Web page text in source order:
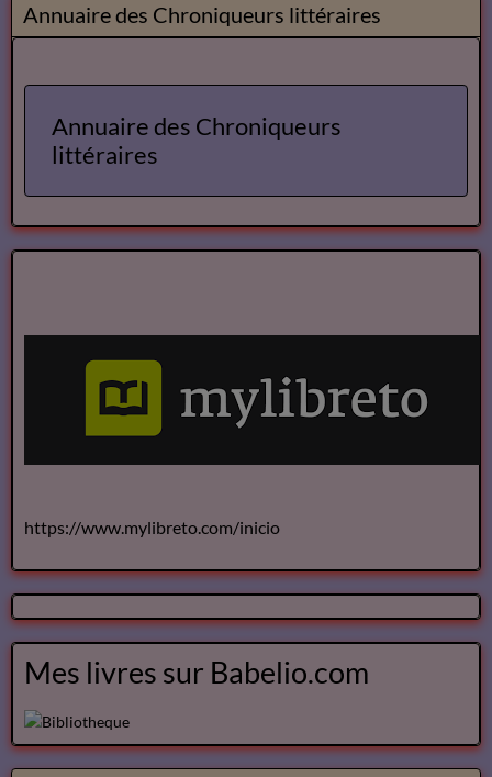
Annuaire des Chroniqueurs littéraires
Annuaire des Chroniqueurs
littéraires
https://www.mylibreto.com/inicio
Mes livres sur Babelio.com